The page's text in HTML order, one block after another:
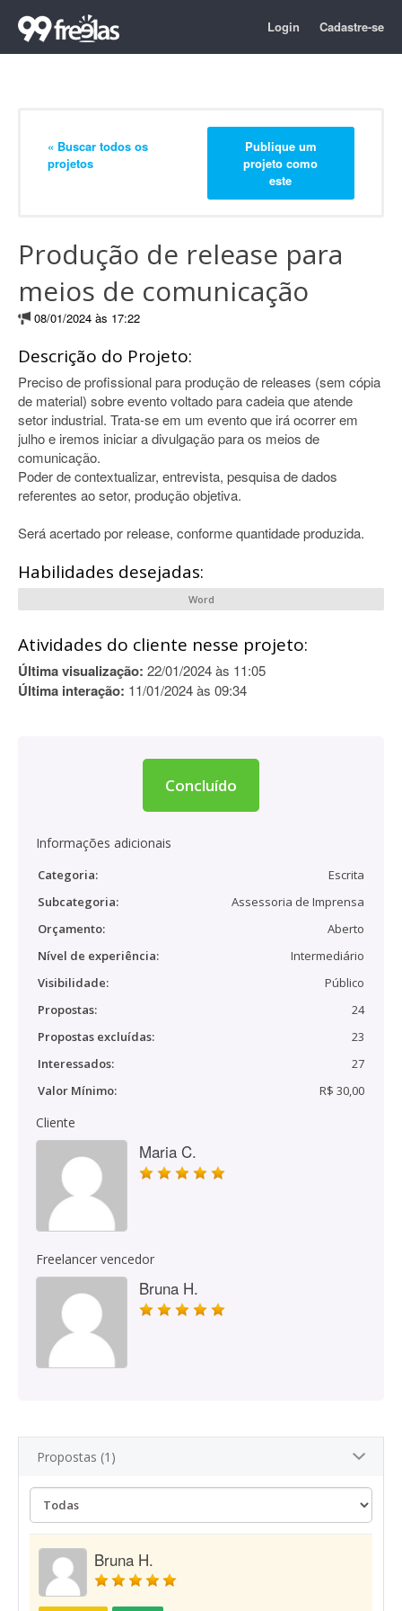
Login Cadastre-se
« Buscar todos os
projetos
Publique um
projeto como
este
Produção de release para
meios de comunicação
08/01/2024 às 17:22
Descrição do Projeto:
Preciso de profissional para produção de releases (sem cópia
de material) sobre evento voltado para cadeia que atende
setor industrial. Trata-se em um evento que irá ocorrer em
julho e iremos iniciar a divulgação para os meios de
comunicação.
Poder de contextualizar, entrevista, pesquisa de dados
referentes ao setor, produção objetiva.
Será acertado por release, conforme quantidade produzida.
Habilidades desejadas:
Word
Atividades do cliente nesse projeto:
Última visualização: 22/01/2024 às 11:05
Última interação: 11/01/2024 às 09:34
Concluído
Informações adicionais
Categoria:
Escrita
Subcategoria:
Assessoria de Imprensa
Orçamento:
Aberto
Nível de experiência:
Intermediário
Visibilidade:
Público
Propostas:
24
Propostas excluídas:
23
Interessados:
27
Valor Mínimo:
R$ 30,00
Cliente
Maria C.
Freelancer vencedor
Bruna H.
Propostas (1)
Bruna H.